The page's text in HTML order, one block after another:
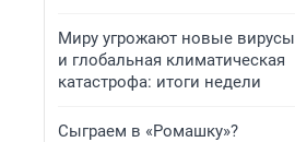
Миру угрожают новые вирусы
и глобальная климатическая
катастрофа: итоги недели
Сыграем в «Ромашку»?